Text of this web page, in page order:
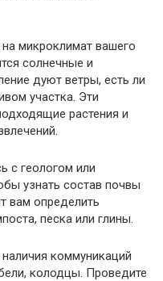
микроклимат вашего
солнечные и
дуют ветры, есть ли
участка. Эти
растения и
с геологом или
узнать состав почвы
вам определить
песка или глины.
коммуникаций
колодцы. Проведите